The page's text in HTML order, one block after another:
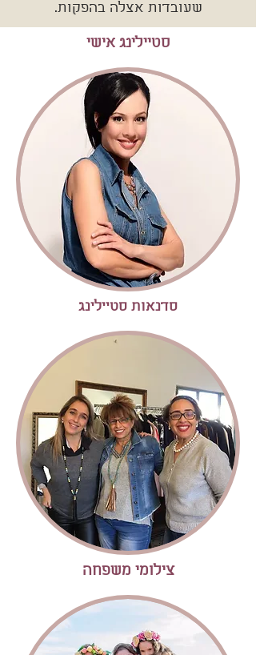
שעובדות אצלה בהפקות.
סטיילינג אישי
סדנאות סטיילינג
צילומי משפחה